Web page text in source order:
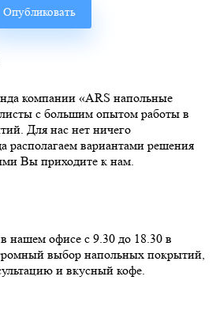
компании «ARS напольные
с большим опытом работы в
Для нас нет ничего
располагаем вариантами решения
Вы приходите к нам.
нашем офисе с 9.30 до 18.30 в
выбор напольных покрытий,
и вкусный кофе.